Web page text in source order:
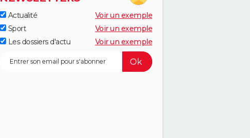
Actualité
Voir un exemple
Sport
Voir un exemple
Les dossiers d'actu
Voir un exemple